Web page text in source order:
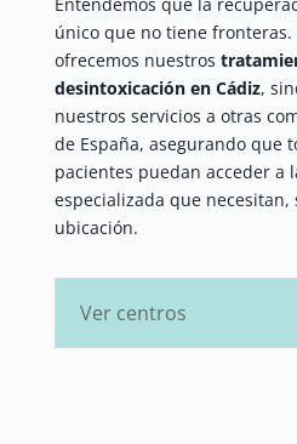
Entendemos que la
único que no tiene fronteras.
ofrecemos nuestros
desintoxicación en Cádiz,
nuestros servicios a otras
de España, asegurando que
pacientes puedan acceder a
especializada que
ubicación.
Ver centros